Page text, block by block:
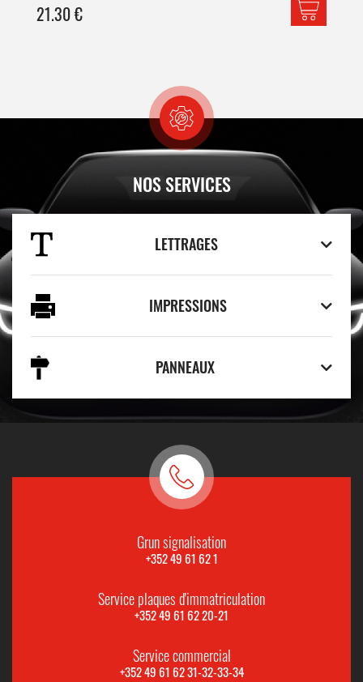
21.30€
NOS SERVICES
LETTRAGES
IMPRESSIONS
PANNEAUX
Grun signalisation
+352 49 61 62 1
Service plaques d'immatriculation
+352 49 61 62 20-21
Service commercial
+352 49 61 62 31-32-33-34